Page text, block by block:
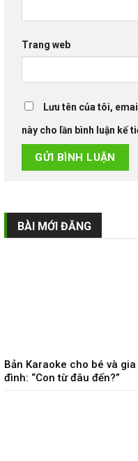
Trang web
Lưu tên của tôi,
này cho lần bình luận kế
BÀI MỚI ĐĂNG
Bản Karaoke cho bé và gia
đình: “Con từ đâu đến?”